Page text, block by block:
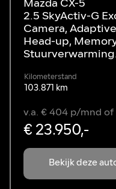
Mazda CX-5
2.5 SkyActiv-G
Camera,
Head-up,
Kilometerstand
103.871 km
Bekijk deze
v.a. € 404 p/mnd of
€ 23.950,-